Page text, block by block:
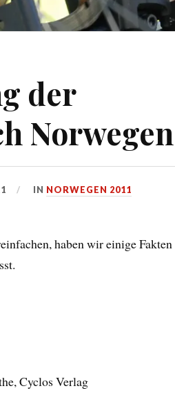
der
Norwegen
IN NORWEGEN 2011
haben wir einige Fakten
Cyclos Verlag